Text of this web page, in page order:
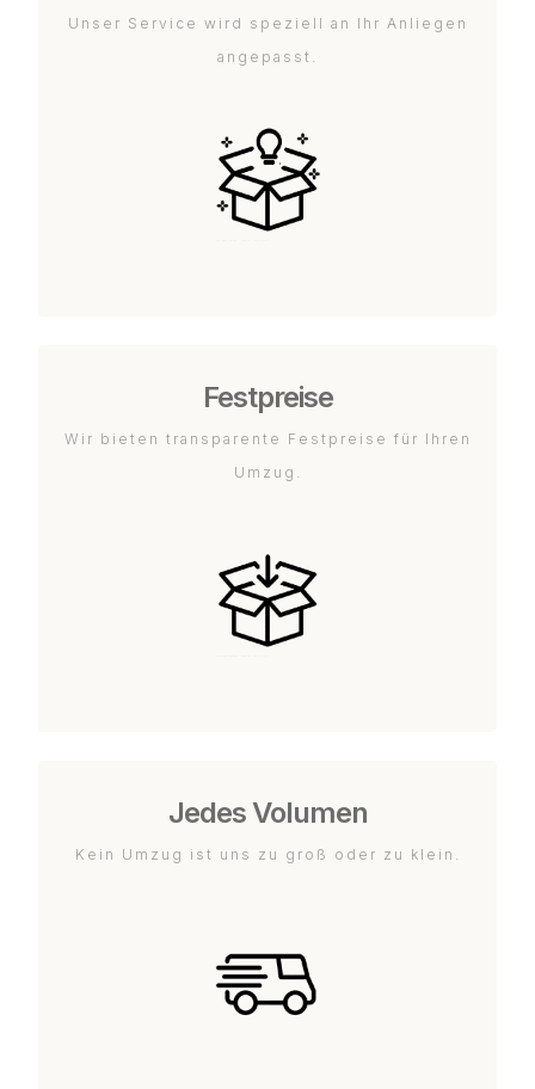
Unser Service wird speziell an Ihr Anliegen
angepasst.
Festpreise
Wir bieten transparente Festpreise für Ihren
Umzug.
Jedes Volumen
Kein Umzug ist uns zu groß oder zu klein.